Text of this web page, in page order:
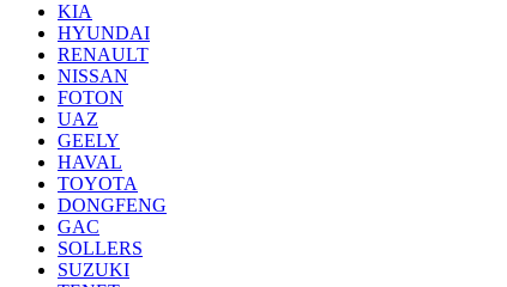
KIA
HYUNDAI
RENAULT
NISSAN
FOTON
UAZ
GEELY
HAVAL
TOYOTA
DONGFENG
GAC
SOLLERS
SUZUKI